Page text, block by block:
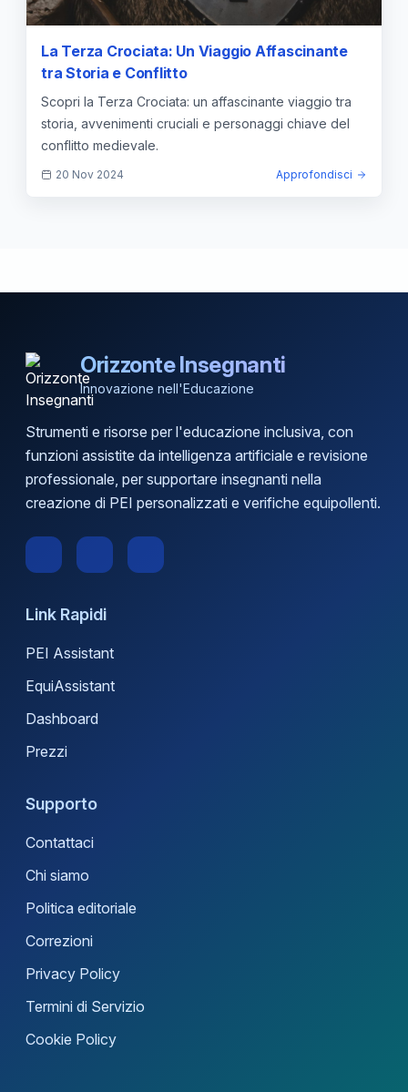
La Terza Crociata: Un Viaggio Affascinante
tra Storia e Conflitto
Scopri la Terza Crociata: un affascinante viaggio tra
storia, avvenimenti cruciali e personaggi chiave del
conflitto medievale.
20 Nov 2024 Approfondisci
Orizzonte Insegnanti
Innovazione nell'Educazione
Strumenti e risorse per l'educazione inclusiva, con
funzioni assistite da intelligenza artificiale e revisione
professionale, per supportare insegnanti nella
creazione di PEI personalizzati e verifiche equipollenti.
Link Rapidi
PEI Assistant
EquiAssistant
Dashboard
Prezzi
Supporto
Contattaci
Chi siamo
Politica editoriale
Correzioni
Privacy Policy
Termini di Servizio
Cookie Policy